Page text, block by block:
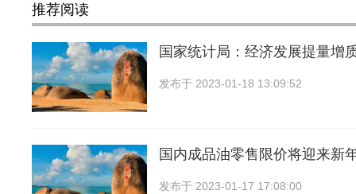
推荐阅读
国家统计局：经济发展提量增
发布于 2023-01-18 13:09:52
国内成品油零售限价将迎来新
发布于 2023-01-17 17:08:00